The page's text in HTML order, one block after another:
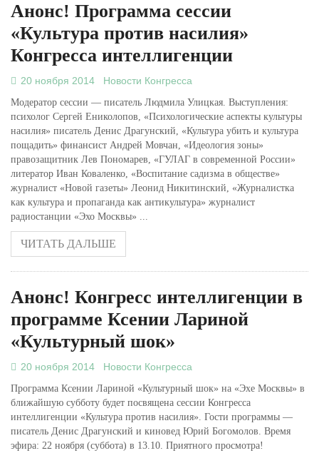
Анонс! Программа сессии
«Культура против насилия»
Конгресса интеллигенции
20 ноября 2014 Новости Конгресса
Модератор сессии — писатель Людмила Улицкая. Выступления:
психолог Сергей Ениколопов, «Психологические аспекты культуры
насилия» писатель Денис Драгунский, «Культура убить и культура
пощадить» финансист Андрей Мовчан, «Идеология зоны»
правозащитник Лев Пономарев, «ГУЛАГ в современной России»
литератор Иван Коваленко, «Воспитание садизма в обществе»
журналист «Новой газеты» Леонид Никитинский, «Журналистка
как культура и пропаганда как антикультура» журналист
радиостанции «Эхо Москвы» ...
ЧИТАТЬ ДАЛЬШЕ
Анонс! Конгресс интеллигенции в
программе Ксении Лариной
«Культурный шок»
20 ноября 2014 Новости Конгресса
Программа Ксении Лариной «Культурный шок» на «Эхе Москвы» в
ближайшую субботу будет посвящена сессии Конгресса
интеллигенции «Культура против насилия». Гости программы —
писатель Денис Драгунский и киновед Юрий Богомолов. Время
эфира: 22 ноября (суббота) в 13.10. Приятного просмотра!